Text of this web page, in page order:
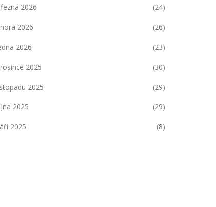
2026 (24)
2026 (26)
2026 (23)
2025 (30)
2025 (29)
2025 (29)
2025 (8)